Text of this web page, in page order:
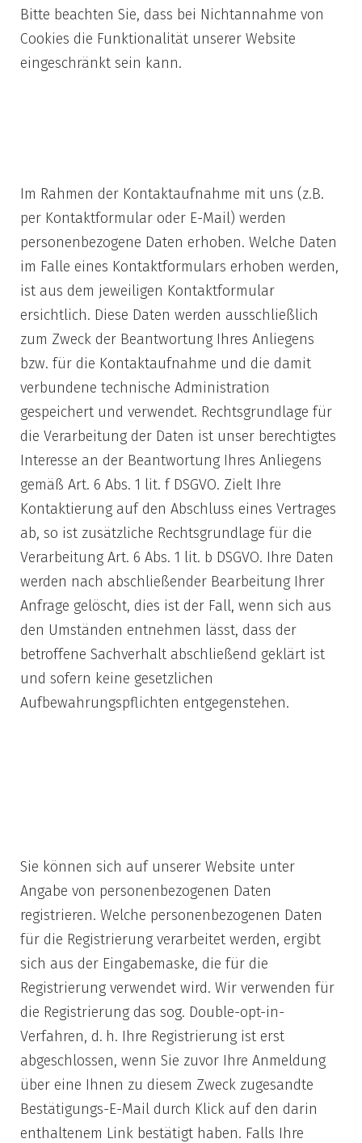
Bitte beachten Sie, dass bei Nichtannahme von
Cookies die Funktionalität unserer Website
eingeschränkt sein kann.
Im Rahmen der Kontaktaufnahme mit uns (z.B.
per Kontaktformular oder E-Mail) werden
personenbezogene Daten erhoben. Welche Daten
im Falle eines Kontaktformulars erhoben werden,
ist aus dem jeweiligen Kontaktformular
ersichtlich. Diese Daten werden ausschließlich
zum Zweck der Beantwortung Ihres Anliegens
bzw. für die Kontaktaufnahme und die damit
verbundene technische Administration
gespeichert und verwendet. Rechtsgrundlage für
die Verarbeitung der Daten ist unser berechtigtes
Interesse an der Beantwortung Ihres Anliegens
gemäß Art. 6 Abs. 1 lit. f DSGVO. Zielt Ihre
Kontaktierung auf den Abschluss eines Vertrages
ab, so ist zusätzliche Rechtsgrundlage für die
Verarbeitung Art. 6 Abs. 1 lit. b DSGVO. Ihre Daten
werden nach abschließender Bearbeitung Ihrer
Anfrage gelöscht, dies ist der Fall, wenn sich aus
den Umständen entnehmen lässt, dass der
betroffene Sachverhalt abschließend geklärt ist
und sofern keine gesetzlichen
Aufbewahrungspflichten entgegenstehen.
Sie können sich auf unserer Website unter
Angabe von personenbezogenen Daten
registrieren. Welche personenbezogenen Daten
für die Registrierung verarbeitet werden, ergibt
sich aus der Eingabemaske, die für die
Registrierung verwendet wird. Wir verwenden für
die Registrierung das sog. Double-opt-in-
Verfahren, d. h. Ihre Registrierung ist erst
abgeschlossen, wenn Sie zuvor Ihre Anmeldung
über eine Ihnen zu diesem Zweck zugesandte
Bestätigungs-E-Mail durch Klick auf den darin
enthaltenem Link bestätigt haben. Falls Ihre